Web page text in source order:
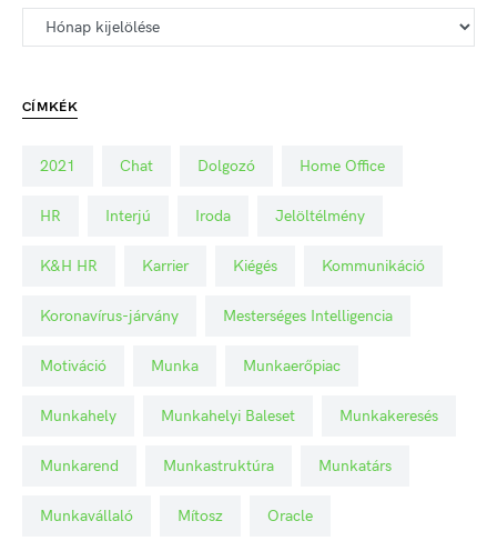
CÍMKÉK
2021 Chat Dolgozó Home Office
HR Interjú Iroda Jelöltélmény
K&H HR Karrier Kiégés Kommunikáció
Koronavírus-járvány Mesterséges Intelligencia
Motiváció Munka Munkaerőpiac
Munkahely Munkahelyi Baleset Munkakeresés
Munkarend Munkastruktúra Munkatárs
Munkavállaló Mítosz Oracle